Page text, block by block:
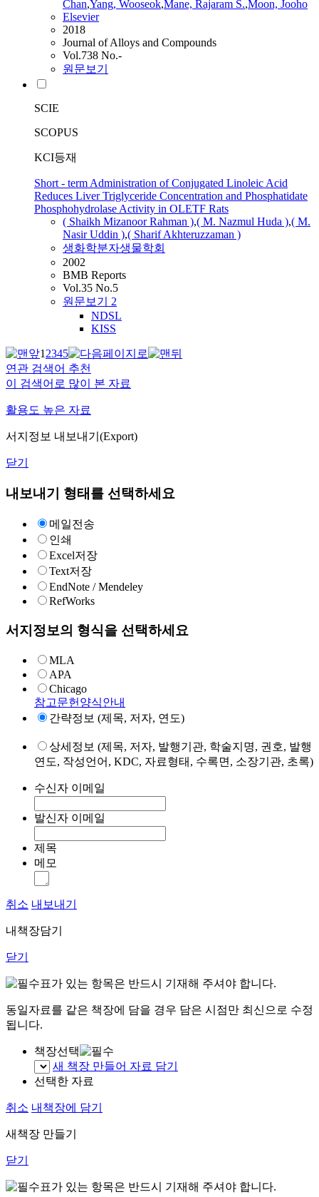
Chan,Yang, Wooseok,Mane, Rajaram S.,Moon, Jooho
Elsevier
2018
Journal of Alloys and Compounds
Vol.738 No.-
원문보기
SCIE
SCOPUS
KCI등재
Short - term Administration of Conjugated Linoleic Acid
Reduces Liver Triglyceride Concentration and Phosphatidate
Phosphohydrolase Activity in OLETF Rats
( Shaikh Mizanoor Rahman ),( M. Nazmul Huda ),( M.
Nasir Uddin ),( Sharif Akhteruzzaman )
생화학분자생물학회
2002
BMB Reports
Vol.35 No.5
원문보기 2
NDSL
KISS
12345
연관 검색어 추천
이 검색어로 많이 본 자료
활용도 높은 자료
서지정보 내보내기(Export)
닫기
내보내기 형태를 선택하세요
메일전송
인쇄
Excel저장
Text저장
EndNote / Mendeley
RefWorks
서지정보의 형식을 선택하세요
MLA
APA
Chicago
참고문헌양식안내
간략정보 (제목, 저자, 연도)
상세정보 (제목, 저자, 발행기관, 학술지명, 권호, 발행
연도, 작성언어, KDC, 자료형태, 수록면, 소장기관, 초록)
수신자 이메일
발신자 이메일
제목
메모
취소 내보내기
내책장담기
닫기
표가 있는 항목은 반드시 기재해 주셔야 합니다.
동일자료를 같은 책장에 담을 경우 담은 시점만 최신으로 수정
됩니다.
책장선택
새 책장 만들어 자료 담기
선택한 자료
취소 내책장에 담기
새책장 만들기
닫기
표가 있는 항목은 반드시 기재해 주셔야 합니다.